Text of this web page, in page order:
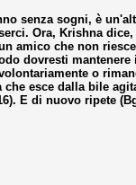
senza sogni, è
Ora, Krishna
amico che non
dovresti
o
esce dalla bile
E di nuovo ripete